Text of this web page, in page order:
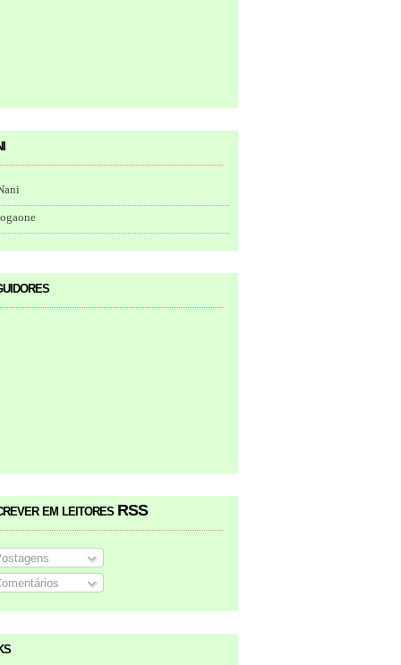
em leitores RSS